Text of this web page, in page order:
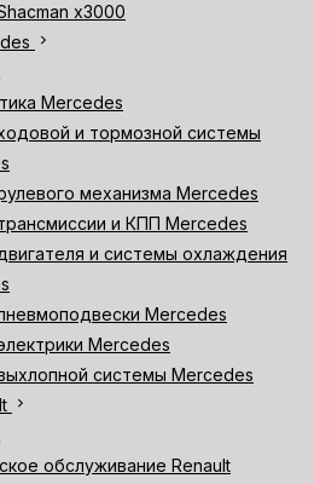
х3000
chevron_right
Mercedes
и тормозной системы
механизма Mercedes
и КПП Mercedes
и системы охлаждения
Mercedes
Mercedes
системы Mercedes
chevron_right
обслуживание Renault